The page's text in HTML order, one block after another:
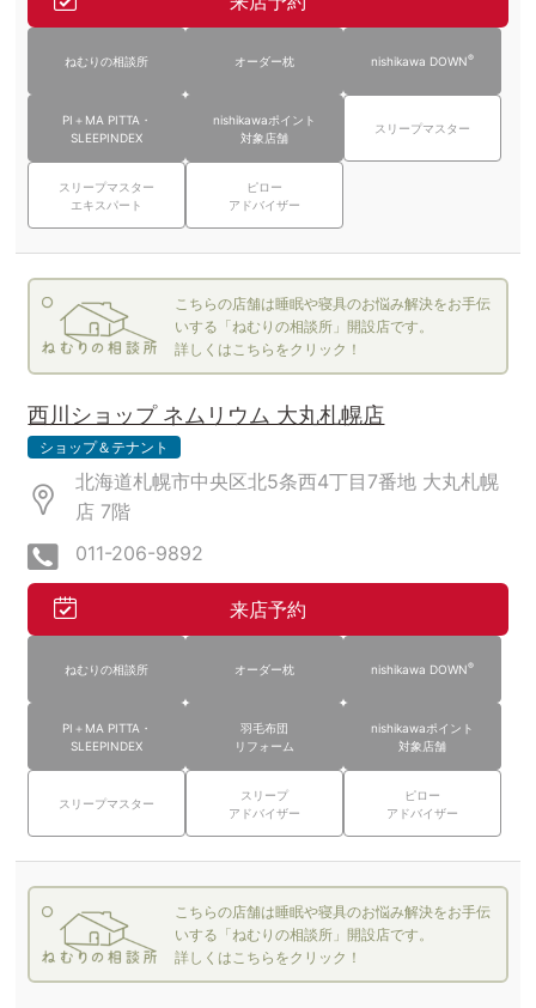
ねむりの相談所 オーダー枕 nishikawa DOWN®
PI＋MA PITTA・
SLEEPINDEX
nishikawaポイント
対象店舗
スリープマスター
スリープマスター
エキスパート
ピロー
アドバイザー
こちらの店舗は睡眠や寝具のお悩み解決をお手伝
いする「ねむりの相談所」開設店です。
詳しくはこちらをクリック！
西川ショップ ネムリウム 大丸札幌店
ショップ＆テナント
北海道札幌市中央区北5条西4丁目7番地 大丸札幌
店 7階
011-206-9892
来店予約
ねむりの相談所 オーダー枕 nishikawa DOWN®
PI＋MA PITTA・
SLEEPINDEX
羽毛布団
リフォーム
nishikawaポイント
対象店舗
スリープマスター
スリープ
アドバイザー
ピロー
アドバイザー
こちらの店舗は睡眠や寝具のお悩み解決をお手伝
いする「ねむりの相談所」開設店です。
詳しくはこちらをクリック！